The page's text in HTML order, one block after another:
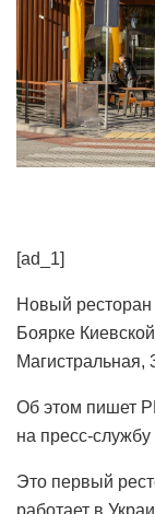
[ad_1]
Новый ресторан
Боярке
Магистральная,
Об этом пишет
на пресс-
Это первый